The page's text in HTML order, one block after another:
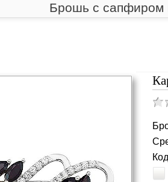
Брошь с сапфиром